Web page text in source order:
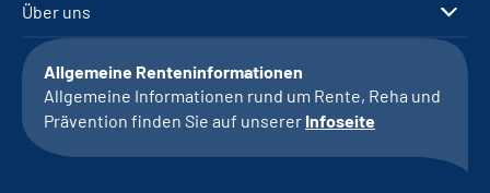
Über uns
Allgemeine Renteninformationen
Allgemeine Informationen rund um Rente, Reha und
Prävention finden Sie auf unserer Infoseite